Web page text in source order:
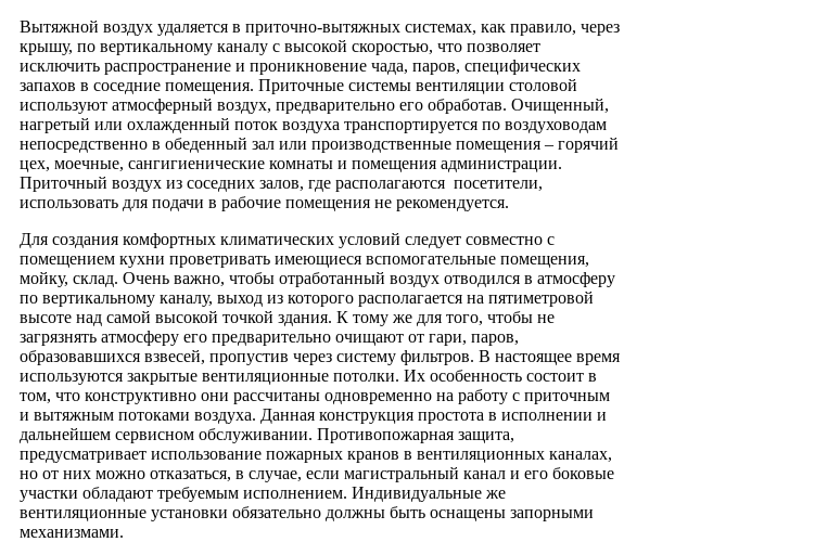
Вытяжной воздух удаляется в приточно-вытяжных системах, как правило, через
крышу, по вертикальному каналу с высокой скоростью, что позволяет
исключить распространение и проникновение чада, паров, специфических
запахов в соседние помещения. Приточные системы вентиляции столовой
используют атмосферный воздух, предварительно его обработав. Очищенный,
нагретый или охлажденный поток воздуха транспортируется по воздуховодам
непосредственно в обеденный зал или производственные помещения – горячий
цех, моечные, сангигиенические комнаты и помещения администрации.
Приточный воздух из соседних залов, где располагаются посетители,
использовать для подачи в рабочие помещения не рекомендуется.
Для создания комфортных климатических условий следует совместно с
помещением кухни проветривать имеющиеся вспомогательные помещения,
мойку, склад. Очень важно, чтобы отработанный воздух отводился в атмосферу
по вертикальному каналу, выход из которого располагается на пятиметровой
высоте над самой высокой точкой здания. К тому же для того, чтобы не
загрязнять атмосферу его предварительно очищают от гари, паров,
образовавшихся взвесей, пропустив через систему фильтров. В настоящее время
используются закрытые вентиляционные потолки. Их особенность состоит в
том, что конструктивно они рассчитаны одновременно на работу с приточным
и вытяжным потоками воздуха. Данная конструкция простота в исполнении и
дальнейшем сервисном обслуживании. Противопожарная защита,
предусматривает использование пожарных кранов в вентиляционных каналах,
но от них можно отказаться, в случае, если магистральный канал и его боковые
участки обладают требуемым исполнением. Индивидуальные же
вентиляционные установки обязательно должны быть оснащены запорными
механизмами.